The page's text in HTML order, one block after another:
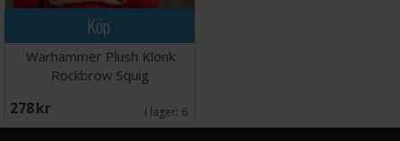
Köp
Warhammer Plush Klonk
Rockbrow Squig
278 SEK I lager: 6